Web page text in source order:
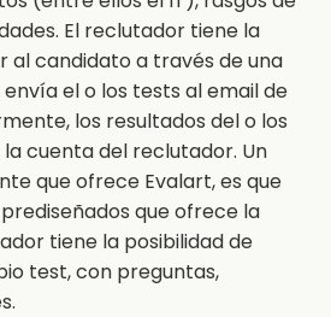
El reclutador tiene la
al candidato a través de una
el o los tests al email de
los resultados del o los
cuenta del reclutador. Un
que ofrece Evalart, es que
que ofrece la
tiene la posibilidad de
test, con preguntas,